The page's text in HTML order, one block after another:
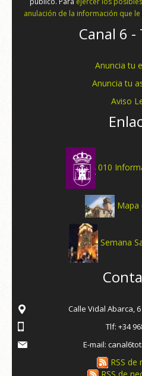
anulación de la información que
Canal 6
Anuncia tu
Anuncia tu
Aviso
010
Mapa
Semana
Calle Vidal Abarca,
Tlf: +34
E-mail:
RSS de